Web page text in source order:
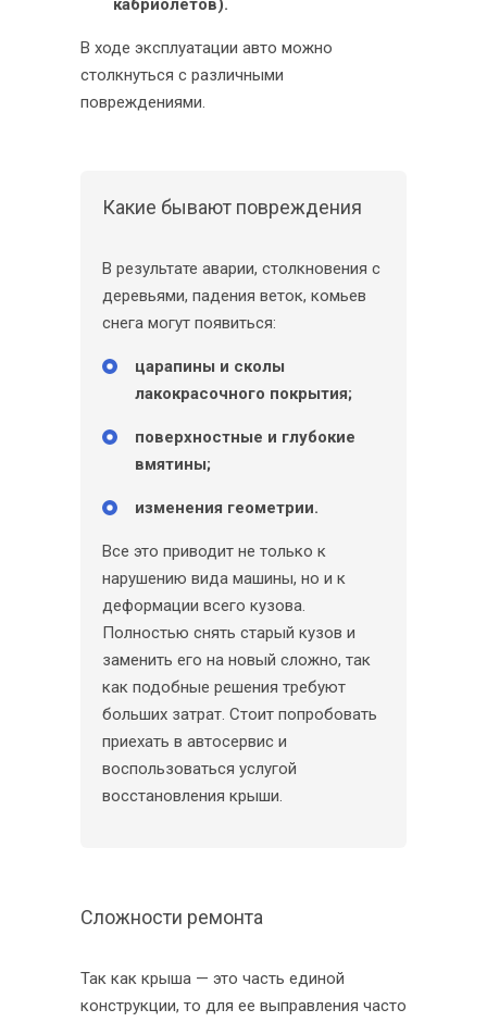
кабриолетов).
В ходе эксплуатации авто можно
столкнуться с различными
повреждениями.
Какие бывают повреждения
В результате аварии, столкновения с
деревьями, падения веток, комьев
снега могут появиться:
царапины и сколы
лакокрасочного покрытия;
поверхностные и глубокие
вмятины;
изменения геометрии.
Все это приводит не только к
нарушению вида машины, но и к
деформации всего кузова.
Полностью снять старый кузов и
заменить его на новый сложно, так
как подобные решения требуют
больших затрат. Стоит попробовать
приехать в автосервис и
воспользоваться услугой
восстановления крыши.
Сложности ремонта
Так как крыша — это часть единой
конструкции, то для ее выправления часто